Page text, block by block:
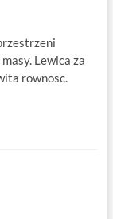
Lewica za
rownosc.